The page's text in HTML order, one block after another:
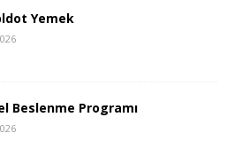
Yemek
Beslenme Programı